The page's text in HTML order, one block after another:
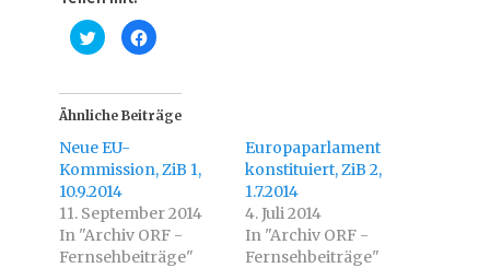
K
l
,
u
m
ü
b
e
r
T
i
t
t
e
K
l
,
u
m
f
F
e
b
o
o
Ähnliche Beiträge
Neue EU-
Kommission, ZiB 1,
10.9.2014
11. September 2014
In "Archiv ORF -
Fernsehbeiträge"
Europaparlament
konstituiert, ZiB 2,
1.7.2014
4. Juli 2014
In "Archiv ORF -
Fernsehbeiträge"